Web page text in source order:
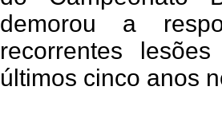
demorou a
recorrentes
últimos cinco anos